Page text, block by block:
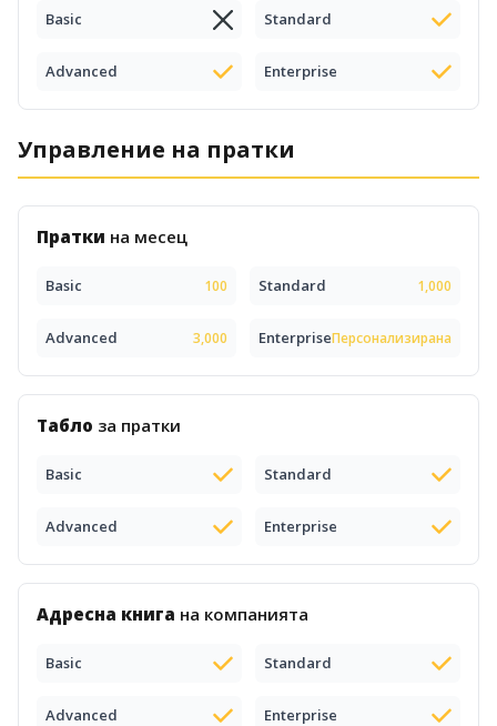
Basic Standard
Advanced Enterprise
Управление на пратки
Пратки на месец
Basic 100 Standard 1,000
Advanced 3,000 EnterpriseПерсонализирана
Табло за пратки
Basic Standard
Advanced Enterprise
Адресна книга на компанията
Basic Standard
Advanced Enterprise